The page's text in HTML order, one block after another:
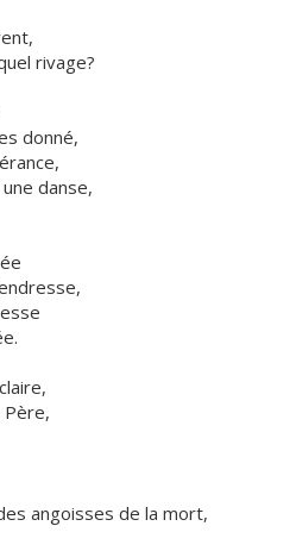
rivage?
donné,
danse,
Père,
angoisses de la mort,